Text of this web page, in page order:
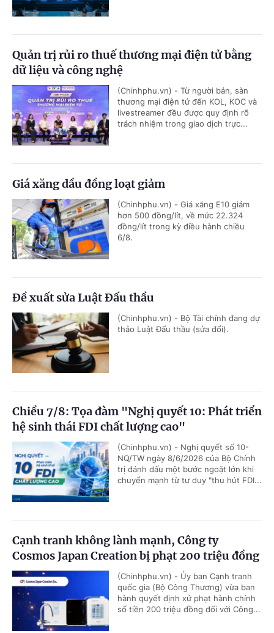
Quản trị rủi ro thuế thương mại điện tử bằng
dữ liệu và công nghệ
(Chinhphu.vn) - Từ người bán, sàn
thương mại điện tử đến KOL, KOC và
livestreamer đều được quy định rõ
trách nhiệm trong giao dịch trực...
Giá xăng dầu đồng loạt giảm
(Chinhphu.vn) - Giá xăng E10 giảm
hơn 500 đồng/lít, về mức 22.324
đồng/lít trong kỳ điều hành chiều
6/8.
Đề xuất sửa Luật Đấu thầu
(Chinhphu.vn) - Bộ Tài chính đang dự
thảo Luật Đấu thầu (sửa đổi).
Chiều 7/8: Tọa đàm "Nghị quyết 10: Phát triển
hệ sinh thái FDI chất lượng cao"
(Chinhphu.vn) - Nghị quyết số 10-
NQ/TW ngày 8/6/2026 của Bộ Chính
trị đánh dấu một bước ngoặt lớn khi
chuyển mạnh từ tư duy "thu hút FDI...
Cạnh tranh không lành mạnh, Công ty
Cosmos Japan Creation bị phạt 200 triệu đồng
(Chinhphu.vn) - Ủy ban Cạnh tranh
quốc gia (Bộ Công Thương) vừa ban
hành quyết định xử phạt hành chính
số tiền 200 triệu đồng đối với Công...